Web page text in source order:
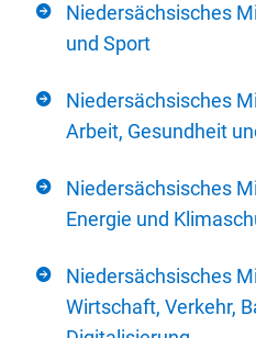
Niedersächsisches
und Sport
Niedersächsisches
Arbeit, Gesundheit
Niedersächsisches
Energie und
Niedersächsisches
Wirtschaft, Verkehr,